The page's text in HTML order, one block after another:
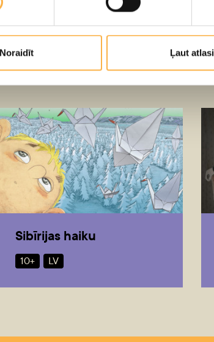
Noraidīt Ļaut atlasi
Sibīrijas haiku
10+ LV